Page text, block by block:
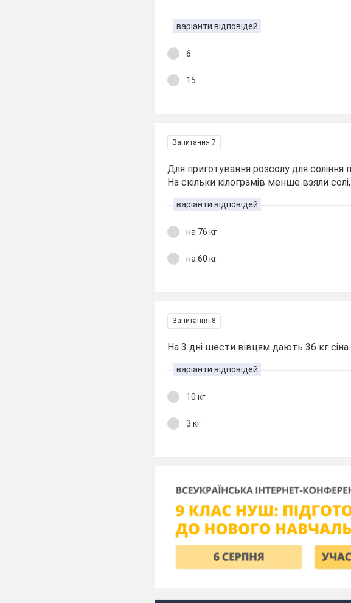
варіанти відповідей
6
15
Запитання 7
Для приготування розсолу для соління
На скільки кілограмів менше взяли
варіанти відповідей
на 76 кг
на 60 кг
Запитання 8
На 3 дні шести вівцям дають 36 кг
варіанти відповідей
10 кг
3 кг